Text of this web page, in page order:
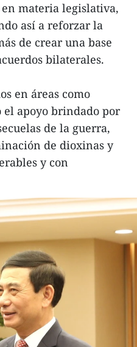
materia legislativa,
así a reforzar la
de crear una base
bilaterales.
en áreas como
apoyo brindado por
de la guerra,
de dioxinas y
y con